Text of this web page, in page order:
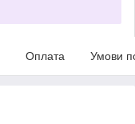
Оплата Умови